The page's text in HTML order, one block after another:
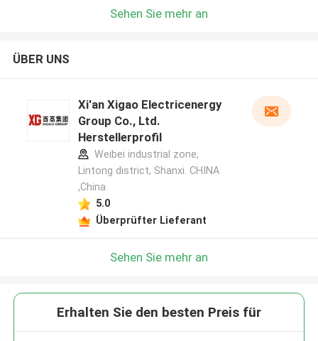
Sehen Sie mehr an
ÜBER UNS
Xi'an Xigao Electricenergy
Group Co., Ltd.
Herstellerprofil
Weibei industrial zone,
Lintong district, Shanxi. CHINA
,China
5.0
Überprüfter Lieferant
Sehen Sie mehr an
Erhalten Sie den besten Preis für